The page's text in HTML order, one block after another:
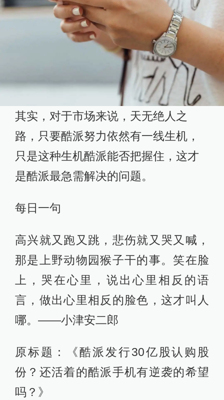
其实，对于市场来说，天无绝人之
路，只要酷派努力依然有一线生机，
只是这种生机酷派能否把握住，这才
是酷派最急需解决的问题。
每日一句
高兴就又跑又跳，悲伤就又哭又喊，
那是上野动物园猴子干的事。笑在脸
上，哭在心里，说出心里相反的语
言，做出心里相反的脸色，这才叫人
哪。——小津安二郎
原标题：《酷派发行30亿股认购股
份？还活着的酷派手机有逆袭的希望
吗？》